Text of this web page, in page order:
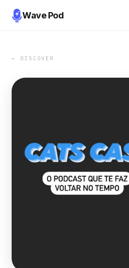
Wave Pod
← DISCOVER